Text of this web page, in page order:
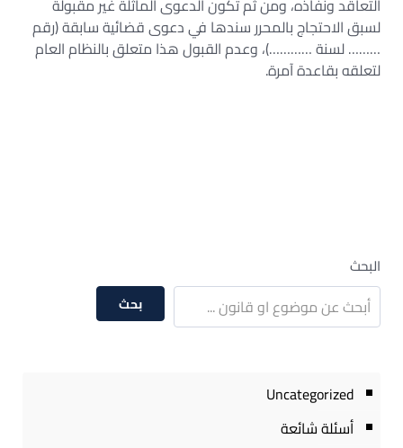
التعاقد ونفاذه، ومن ثم تكون الدعوى الماثلة غير مقبولة
لسبق الاحتجاج بالمحرر سندها في دعوى قضائية سابقة (رقم
……… لسنة …………)، وعدم القبول هذا متعلق بالنظام العام
لتعلقه بقاعدة آمرة.
البحث
بحث
Uncategorized
أسئلة شائعة